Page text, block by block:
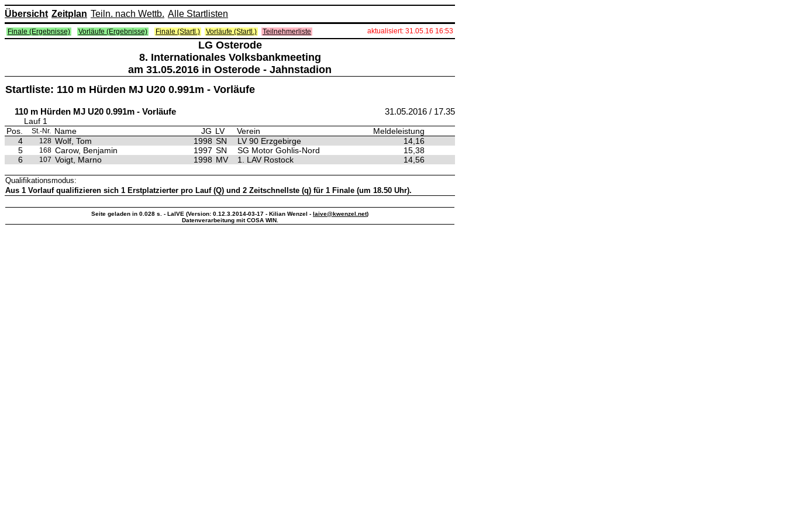
Übersicht Zeitplan Teiln. nach Wettb. Alle Startlisten
Finale (Ergebnisse) Vorläufe (Ergebnisse) Finale (Startl.) Vorläufe (Startl.) Teilnehmerliste aktualisiert: 31.05.16 16:53
LG Osterode
8. Internationales Volksbankmeeting
am 31.05.2016 in Osterode - Jahnstadion
Startliste: 110 m Hürden MJ U20 0.991m - Vorläufe
110 m Hürden MJ U20 0.991m - Vorläufe 31.05.2016 / 17.35
Lauf 1
Pos.
St.-Nr. Name JG LV Verein
Meldeleistung
4
128 Wolf, Tom 1998 SN LV 90 Erzgebirge
14,16
5
168 Carow, Benjamin 1997 SN SG Motor Gohlis-Nord
15,38
6
107 Voigt, Marno 1998 MV 1. LAV Rostock 14,56
Qualifikationsmodus:
Aus 1 Vorlauf qualifizieren sich 1 Erstplatzierter pro Lauf (Q) und 2 Zeitschnellste (q) für 1 Finale (um 18.50 Uhr).
Seite geladen in 0.028 s. - LaIVE (Version: 0.12.3.2014-03-17 - Kilian Wenzel - laive@kwenzel.net)
Datenverarbeitung mit COSA WIN.